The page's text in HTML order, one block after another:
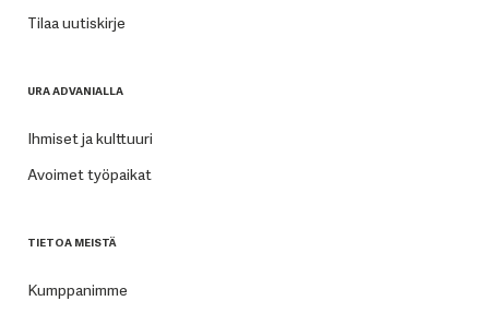
Tilaa uutiskirje
URA ADVANIALLA
Ihmiset ja kulttuuri
Avoimet työpaikat
TIETOA MEISTÄ
Kumppanimme